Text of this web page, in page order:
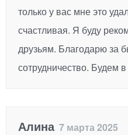
только у вас мне это
счастливая. Я буду
друзьям. Благодарю за
сотрудничество. Будем в
Алина7 марта 2025